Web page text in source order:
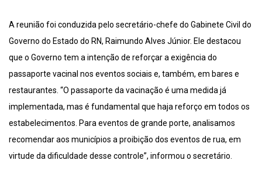
A reunião foi conduzida pelo secretário-chefe do Gabinete Civil do
Governo do Estado do RN, Raimundo Alves Júnior. Ele destacou
que o Governo tem a intenção de reforçar a exigência do
passaporte vacinal nos eventos sociais e, também, em bares e
restaurantes. “O passaporte da vacinação é uma medida já
implementada, mas é fundamental que haja reforço em todos os
estabelecimentos. Para eventos de grande porte, analisamos
recomendar aos municípios a proibição dos eventos de rua, em
virtude da dificuldade desse controle”, informou o secretário.